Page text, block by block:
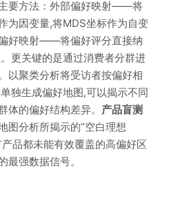
要方法：外部偏好映射——将
为因变量,将MDS坐标作为自变
好映射——将偏好评分直接纳
更关键的是通过消费者分群进
以聚类分析将受访者按偏好相
独生成偏好地图,可以揭示不同
体的偏好结构差异。 产品盲测
图分析所揭示的”空白理想
品都未能有效覆盖的高偏好区
强数据信号。